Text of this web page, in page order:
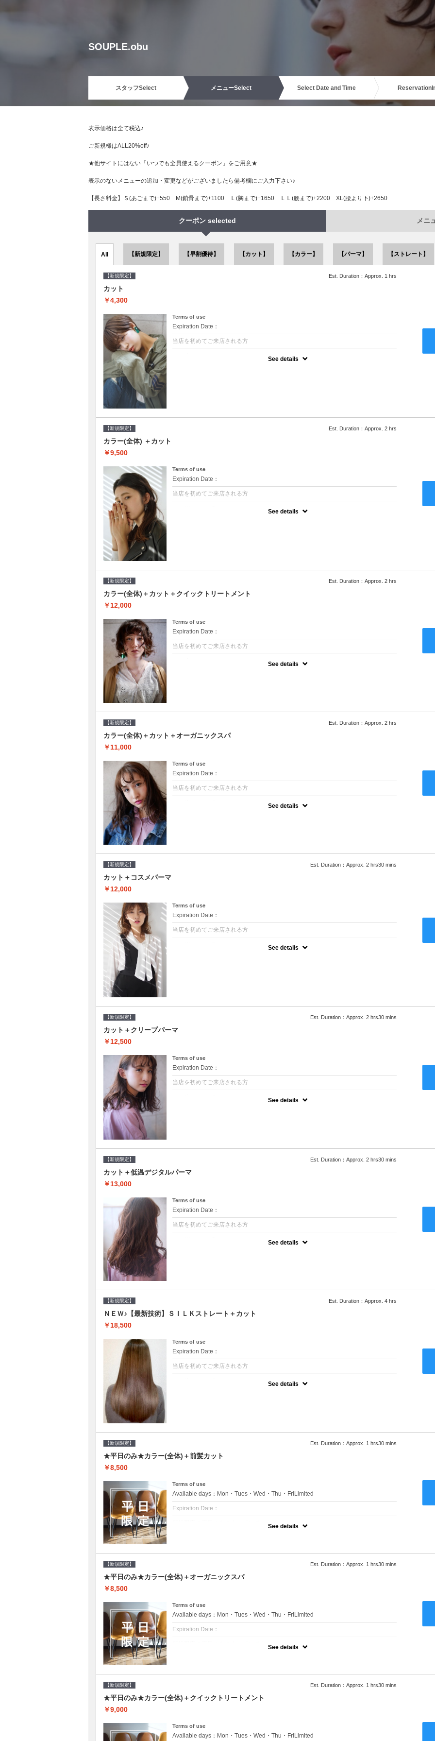
SOUPLE.obu
スタッフSelect メニューSelect Select Date and Time Reservation
表示価格は全て税込♪
ご新規様はALL20%off♪
★他サイトにはない「いつでも全員使えるクーポン」をご用意★
表示のないメニューの追加・変更などがございましたら備考欄にご入力下さい♪
【長さ料金】Ｓ(あごまで)+550 М(鎖骨まで)+1100 Ｌ(胸まで)+1650 ＬＬ(腰まで)+2200 XL(腰より下)+2650
クーポン selected メニ
All 【新規限定】 【早割優待】 【カット】 【カラー】 【パーマ】 【ストレート】
【新規限定】 Est. Duration：Approx. 1 hrs
カット
￥4,300
Terms of use
Expiration Date：
当店を初めてご来店される方
See details
【新規限定】 Est. Duration：Approx. 2 hrs
カラー(全体) ＋カット
￥9,500
Terms of use
Expiration Date：
当店を初めてご来店される方
See details
【新規限定】 Est. Duration：Approx. 2 hrs
カラー(全体)＋カット＋クイックトリートメント
￥12,000
Terms of use
Expiration Date：
当店を初めてご来店される方
See details
【新規限定】 Est. Duration：Approx. 2 hrs
カラー(全体)＋カット＋オーガニックスパ
￥11,000
Terms of use
Expiration Date：
当店を初めてご来店される方
See details
【新規限定】 Est. Duration：Approx. 2 hrs30 mins
カット＋コスメパーマ
￥12,000
Terms of use
Expiration Date：
当店を初めてご来店される方
See details
【新規限定】 Est. Duration：Approx. 2 hrs30 mins
カット＋クリープパーマ
￥12,500
Terms of use
Expiration Date：
当店を初めてご来店される方
See details
【新規限定】 Est. Duration：Approx. 2 hrs30 mins
カット＋低温デジタルパーマ
￥13,000
Terms of use
Expiration Date：
当店を初めてご来店される方
See details
【新規限定】 Est. Duration：Approx. 4 hrs
ＮＥＷ♪【最新技術】ＳＩＬＫストレート＋カット
￥18,500
Terms of use
Expiration Date：
当店を初めてご来店される方
See details
【新規限定】 Est. Duration：Approx. 1 hrs30 mins
★平日のみ★カラー(全体)＋前髪カット
￥8,500
Terms of use
Available days：Mon・Tues・Wed・Thu・FriLimited
Expiration Date：
新規限定の平日のみのクーポンです★
をご提案させて頂きます●選べるシャンプー付き●次回以降は早期割引で10～20%off
See details
【新規限定】 Est. Duration：Approx. 1 hrs30 mins
★平日のみ★カラー(全体)＋オーガニックスパ
￥8,500
Terms of use
Available days：Mon・Tues・Wed・Thu・FriLimited
Expiration Date：
新規限定の平日のみのクーポンです★
をご提案させて頂きます●選べるシャンプー付き●次回以降は早期割引で10～20%off
See details
【新規限定】 Est. Duration：Approx. 1 hrs30 mins
★平日のみ★カラー(全体)＋クイックトリートメント
￥9,000
Terms of use
Available days：Mon・Tues・Wed・Thu・FriLimited